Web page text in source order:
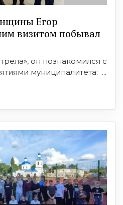
Егор
визитом побывал
он познакомился с
муниципалитета: ...